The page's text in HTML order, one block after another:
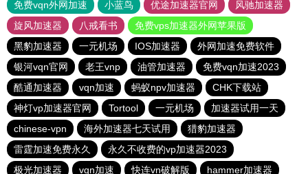
免费vqn外网加速
小蓝鸟 优途加速器官网
风驰加速器
旋风加速器
八戒看书
免费vps加速器外网苹果版
黑豹加速器
一元机场 IOS加速器
外网加速免费软件
银河vqn官网
老王vnp 油管加速器
免费vqn加速2023
酷通加速器
vqn加速 蚂蚁npv加速器
CHK下载站
神灯vp加速器官网
Tortool 一元机场
加速器试用一天
chinese-vpn
海外加速器七天试用
猎豹加速器
雷霆加速免费永久
永久不收费的vp加速器2023
极光加速器
vqn加速 快连vn破解版
hammer加速器